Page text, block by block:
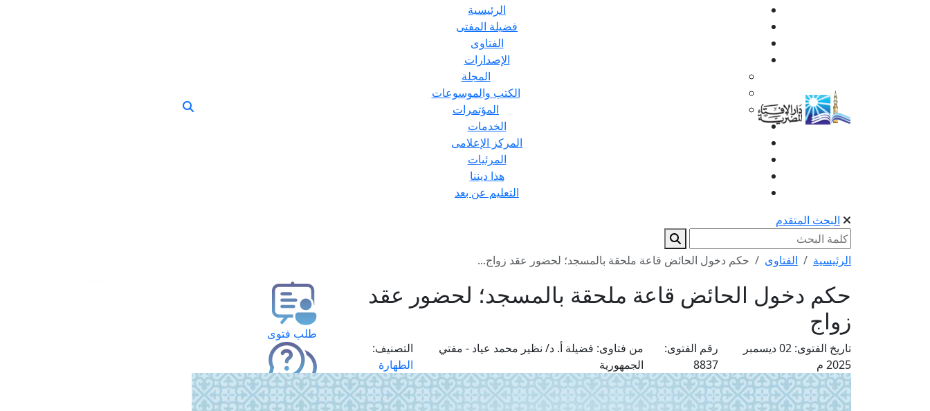
الرئيسية
فضيلة المفتى
الفتاوى
الإصدارات
المجلة
الكتب والموسوعات
المؤتمرات
الخدمات
المركز الإعلامى
المرئيات
هذا ديننا
التعليم عن بعد
البحث المتقدم
الرئيسية الفتاوى حكم دخول الحائض قاعة ملحقة بالمسجد؛ لحضور عقد زواج...
حكم دخول الحائض قاعة ملحقة بالمسجد؛ لحضور عقد
زواج
تاريخ الفتوى:
02 ديسمبر
2025 م
رقم الفتوى:
8837
من فتاوى: فضيلة أ. د/ نظير محمد عياد - مفتي
الجمهورية
التصنيف:
الطهارة
طلب فتوى
استعلام عن فتوى